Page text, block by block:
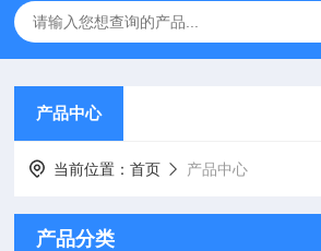
产品中心
当前位置：首页 产品中心
产品分类